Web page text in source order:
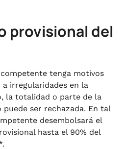
provisional del
tenga motivos
irregularidades en la
la totalidad o parte de la
ser rechazada. En tal
desembolsará el
hasta el 90% del